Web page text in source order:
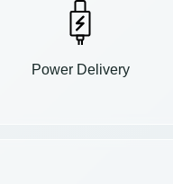
Power Delivery